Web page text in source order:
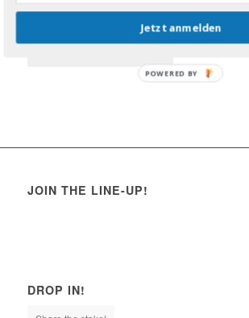
JOIN THE LINE-UP!
DROP IN!
Jetzt anmelden
POWERED BY